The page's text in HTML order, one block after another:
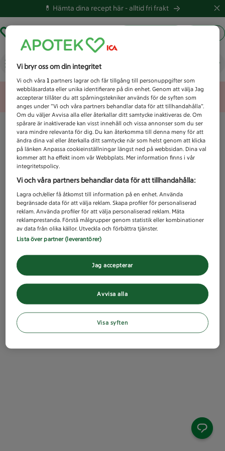
💊 Hämta dina recept här -alltid fri frakt
Vad letar du efter idag?
Unknown error
Vi bryr oss om din integritet
Vi och våra1 partners lagrar och får tillgång till personuppgifter som
webbläsardata eller unika identifierare på din enhet. Genom att välja Jag
accepterar tillåter du att spårningstekniker används för de syften som
anges under ”Vi och våra partners behandlar data för att tillhandahålla”.
Om du väljer Avvisa alla eller återkallar ditt samtycke inaktiveras de. Om
spårare är inaktiverade kan visst innehåll och vissa annonser som du ser
vara mindre relevanta för dig. Du kan återkomma till denna meny för att
ändra dina val eller återkalla ditt samtycke när som helst genom att klicka
på länken Anpassa cookieinställningar längst ned på webbsidan. Dina val
kommer att ha effekt inom vår Webbplats. Mer information finns i vår
integritetspolicy.
Vi och våra partners behandlar data för att tillhandahålla:
Lagra och/eller få åtkomst till information på en enhet. Använda
begränsade data för att välja reklam. Skapa profiler för personaliserad
reklam. Använda profiler för att välja personaliserad reklam. Mäta
reklamprestanda. Förstå målgrupper genom statistik eller kombinationer
av data från olika källor. Utveckla och förbättra tjänster.
Lista över partner (leverantörer)
Avvisa alla
Jag accepterar
Visa syften